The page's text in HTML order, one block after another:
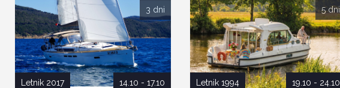
3 dni
14.10 - 17.10
Letnik 2017
5 dni
19.10 - 24.10
Letnik 1994